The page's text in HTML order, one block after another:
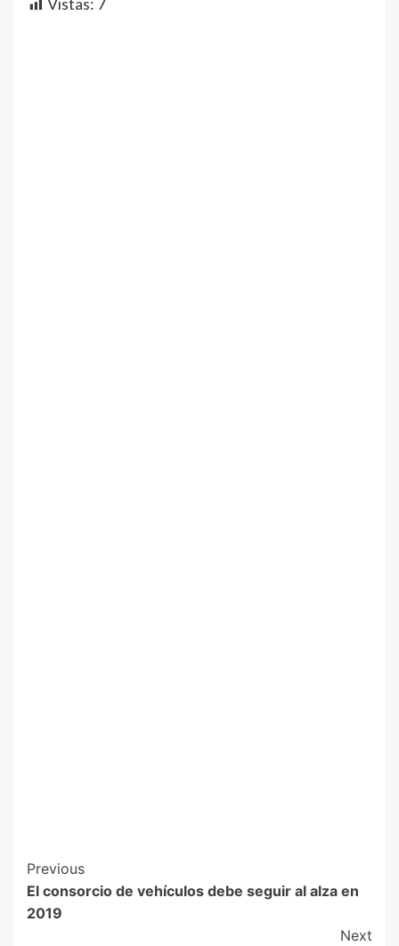
Previous
El consorcio de vehículos debe seguir al alza en
2019
Next